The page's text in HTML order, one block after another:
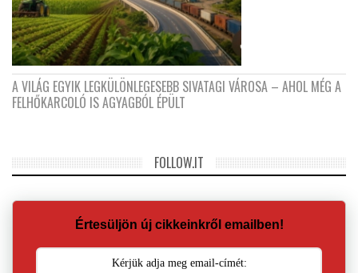
A VILÁG EGYIK LEGKÜLÖNLEGESEBB SIVATAGI VÁROSA – AHOL MÉG A
FELHŐKARCOLÓ IS AGYAGBÓL ÉPÜLT
FOLLOW.IT
Értesüljön új cikkeinkről emailben!